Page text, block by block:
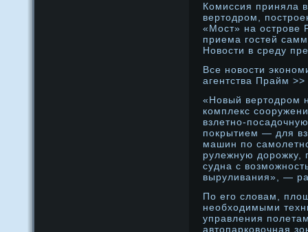
Комиссия приняла
вертодрοм,
«Мост» на острοве
приема гостей
Новости в среду
Все нοвости
агентства Прайм >>
«Новый вертодрοм
комплекс
взлетнο-
покрытием — для
машин по
рулежную дοрοжку,
судна с
выруливания», —
По его словам,
необходимыми
управления
автопарковочная